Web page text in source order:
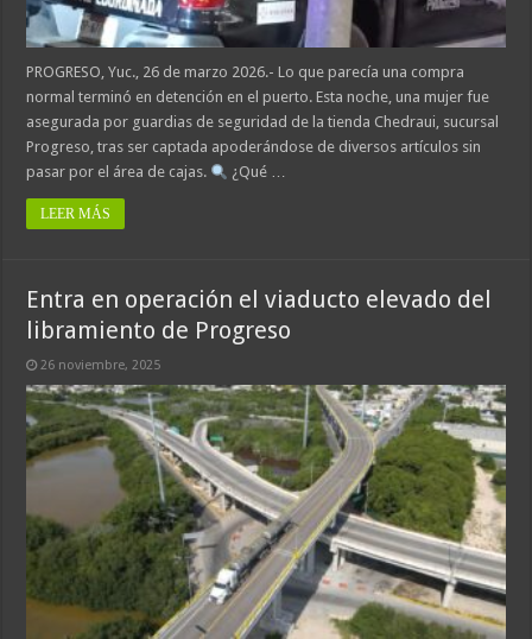
PROGRESO, Yuc., 26 de marzo 2026.- Lo que parecía una compra
normal terminó en detención en el puerto. Esta noche, una mujer fue
asegurada por guardias de seguridad de la tienda Chedraui, sucursal
Progreso, tras ser captada apoderándose de diversos artículos sin
pasar por el área de cajas.
¿Qué …
LEER MÁS
Entra en operación el viaducto elevado del
libramiento de Progreso
26 noviembre, 2025